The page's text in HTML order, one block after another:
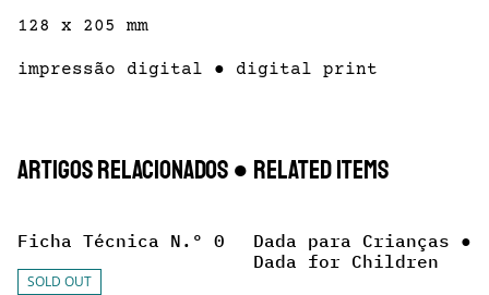
128 x 205 mm
impressão digital ● digital print
Artigos Relacionados ● Related items
Ficha Técnica N.º 0
SOLD OUT
Dada para Crianças ●
Dada for Children